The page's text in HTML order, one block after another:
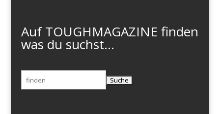
Auf TOUGHMAGAZINE finden
was du suchst...
Suchen
nach: